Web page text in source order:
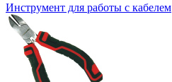
Инструмент для работы с кабелем